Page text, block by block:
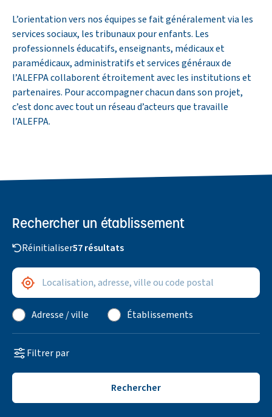
L’orientation vers nos équipes se fait généralement via les
services sociaux, les tribunaux pour enfants. Les
professionnels éducatifs, enseignants, médicaux et
paramédicaux, administratifs et services généraux de
l’ALEFPA collaborent étroitement avec les institutions et
partenaires. Pour accompagner chacun dans son projet,
c’est donc avec tout un réseau d’acteurs que travaille
l’ALEFPA.
Rechercher un établissement
Réinitialiser57 résultats
Adresse / ville
Me géolocaliser
Adresse / ville Établissements
Filtrer par
Rechercher